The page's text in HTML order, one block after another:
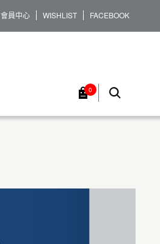
會員中心 WISHLIST FACEBOOK
0